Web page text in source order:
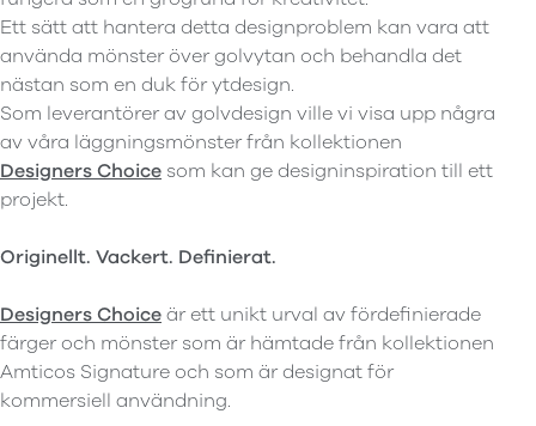
Ett sätt att hantera detta designproblem kan vara att
använda mönster över golvytan och behandla det
nästan som en duk för ytdesign.
Som leverantörer av golvdesign ville vi visa upp några
av våra läggningsmönster från kollektionen
Designers Choice som kan ge designinspiration till ett
projekt.
Originellt. Vackert. Definierat.
Designers Choiceär ett unikt urval av fördefinierade
färger och mönster som är hämtade från kollektionen
Amticos Signature och som är designat för
kommersiell användning.